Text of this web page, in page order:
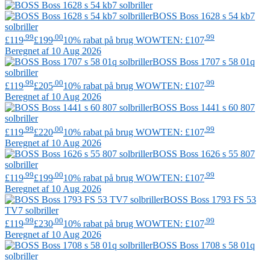
BOSS Boss 1628 s 54 kb7
solbriller
£119 .99£199 .0010% rabat på brug WOWTEN: £107 .99
Beregnet af 10 Aug 2026
BOSS Boss 1707 s 58 01q
solbriller
£119.99£205.0010% rabat på brug WOWTEN: £107.99
Beregnet af 10 Aug 2026
BOSS Boss 1441 s 60 807
solbriller
£119 .99£220 .0010% rabat på brug WOWTEN: £107 .99
Beregnet af 10 Aug 2026
BOSS Boss 1626 s 55 807
solbriller
£119 .99£199 .0010% rabat på brug WOWTEN: £107 .99
Beregnet af 10 Aug 2026
BOSS Boss 1793 FS 53
TV7 solbriller
£119.99£230.0010% rabat på brug WOWTEN: £107.99
Beregnet af 10 Aug 2026
BOSS Boss 1708 s 58 01q
solbriller